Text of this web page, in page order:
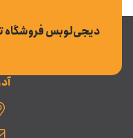
دیجی‌لوبس فروشگاه